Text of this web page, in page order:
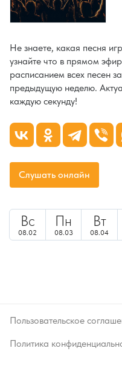
Не знаете, какая песня
узнайте что в прямом
расписанием всех песен
предыдущую неделю.
каждую секунду!
Слушать онлайн
Вс
08.02
Пн
08.03
Вт
08.04
Пользовательское
Политика